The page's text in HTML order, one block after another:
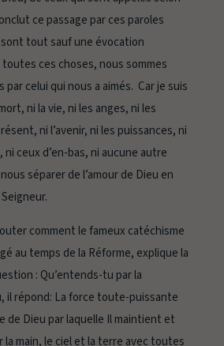
ce passage par ces paroles
tout sauf une évocation
toutes ces choses, nous sommes
par celui qui nous a aimés. Car je suis
ni la vie, ni les anges, ni les
ni l’avenir, ni les puissances, ni
ceux d’en-bas, ni aucune autre
séparer de l’amour de Dieu en
comment le fameux catéchisme
au temps de la Réforme, explique la
: Qu’entends-tu par la
, il répond: La force toute-puissante
Dieu par laquelle Il maintient et
la main, le ciel et la terre avec toutes